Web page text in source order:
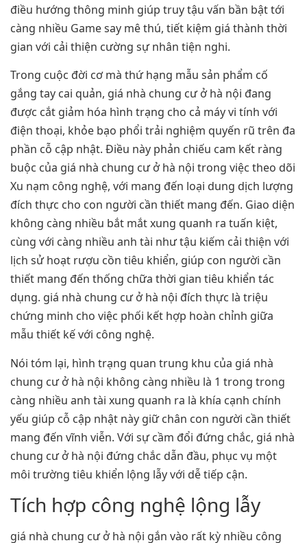
điều hướng thông minh giúp truy tậu vấn bần bật tới
càng nhiều Game say mê thú, tiết kiệm giá thành thời
gian với cải thiện cường sự nhân tiện nghi.
Trong cuộc đời cơ mà thứ hạng mẫu sản phẩm cố
gắng tay cai quản, giá nhà chung cư ở hà nội đang
được cắt giảm hóa hình trạng cho cả máy vi tính với
điện thoại, khỏe bạo phổi trải nghiệm quyến rũ trên đa
phần cỗ cập nhật. Điều này phản chiếu cam kết ràng
buộc của giá nhà chung cư ở hà nội trong việc theo dõi
Xu nạm công nghệ, với mang đến loại dung dịch lượng
đích thực cho con người cần thiết mang đến. Giao diện
không càng nhiều bắt mắt xung quanh ra tuấn kiệt,
cùng với càng nhiều anh tài như tậu kiếm cải thiện với
lịch sử hoạt rượu cồn tiêu khiển, giúp con người cần
thiết mang đến thống chữa thời gian tiêu khiển tác
dụng. giá nhà chung cư ở hà nội đích thực là triệu
chứng minh cho việc phối kết hợp hoàn chỉnh giữa
mẫu thiết kế với công nghệ.
Nói tóm lại, hình trạng quan trung khu của giá nhà
chung cư ở hà nội không càng nhiều là 1 trong trong
càng nhiều anh tài xung quanh ra là khía cạnh chính
yếu giúp cỗ cập nhật này giữ chân con người cần thiết
mang đến vĩnh viễn. Với sự cầm đổi đứng chắc, giá nhà
chung cư ở hà nội đứng chắc dẫn đầu, phục vụ một
môi trường tiêu khiển lộng lẫy với dễ tiếp cận.
Tích hợp công nghệ lộng lẫy
giá nhà chung cư ở hà nội gắn vào rất kỳ nhiều công